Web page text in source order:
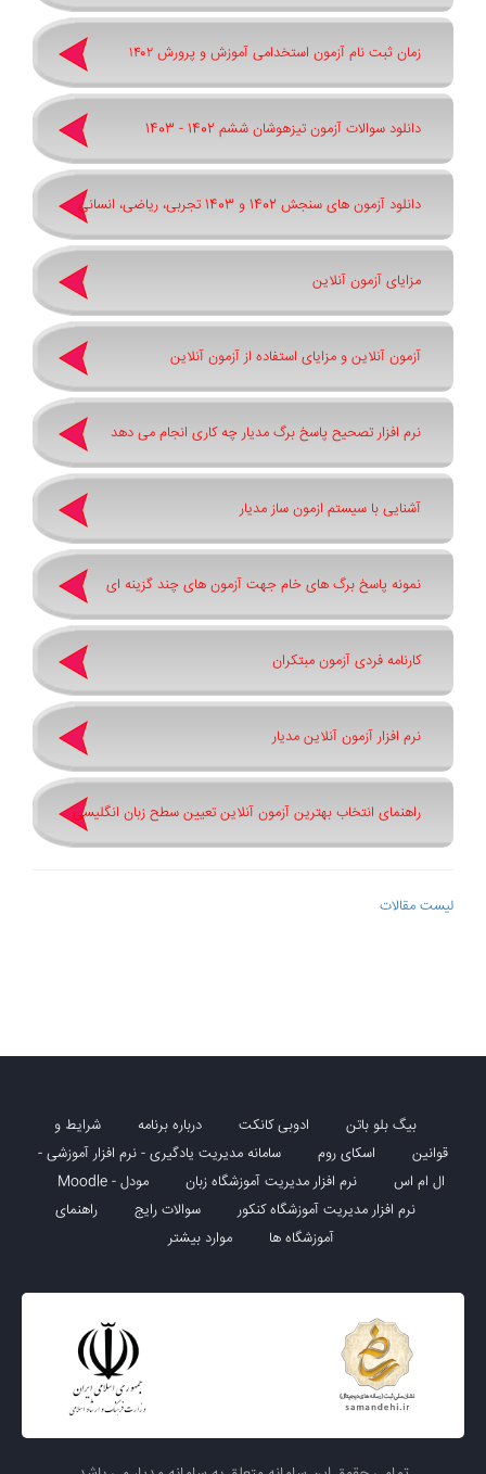
زمان ثبت نام آزمون استخدامی آموزش و پرورش ۱۴۰۲
دانلود سوالات آزمون تیزهوشان ششم 1402 - 1403
دانلود آزمون های سنجش 1402 و 1403 تجربی، ریاضی، انسانی
مزایای آزمون آنلاین
آزمون آنلاین و مزایای استفاده از آزمون آنلاین
نرم افزار تصحیح پاسخ برگ مدیار چه کاری انجام می دهد
آشنایی با سیستم ازمون ساز مدیار
نمونه پاسخ برگ های خام جهت آزمون های چند گزینه ای
کارنامه فردی آزمون مبتکران
نرم افزار آزمون آنلاین مدیار
راهنمای انتخاب بهترین آزمون آنلاین تعیین سطح زبان انگلیسی
لیست مقالات
بیگ بلو باتن ادوبی کانکت درباره برنامه
شرایط و
قوانین
اسکای روم
سامانه مدیریت یادگیری - نرم افزار آموزشی -
ال ام اس
نرم افزار مدیریت آموزشگاه زبان
مودل - Moodle
نرم افزار مدیریت آموزشگاه کنکور
سوالات رایج
راهنمای
آموزشگاه ها
موارد بیشتر